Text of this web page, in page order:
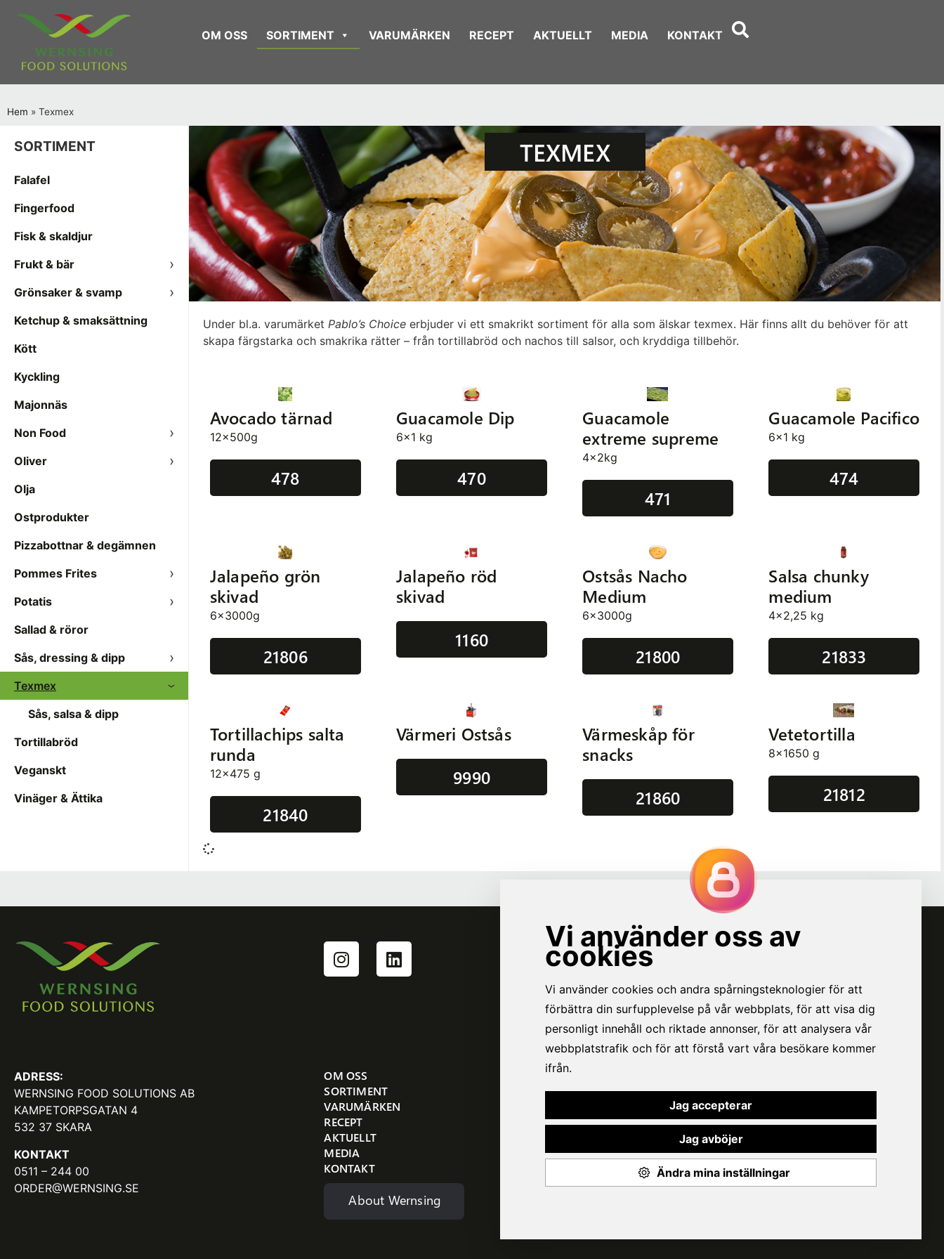
OM OSS SORTIMENT VARUMÄRKEN RECEPT AKTUELLT MEDIA KONTAKT
Hem » Texmex
SORTIMENT
Falafel
Fingerfood
Fisk & skaldjur
Frukt & bär
Grönsaker & svamp
Ketchup & smaksättning
Kött
Kyckling
Majonnäs
Non Food
Oliver
Olja
Ostprodukter
Pizzabottnar & degämnen
Pommes Frites
Potatis
Sallad & röror
Sås, dressing & dipp
Texmex
Sås, salsa & dipp
Tortillabröd
Veganskt
Vinäger & Ättika
TEXMEX
Under bl.a. varumärket Pablo’s Choiceerbjuder vi ett smakrikt sortiment för alla som älskar texmex. Här finns allt du behöver för att
skapa färgstarka och smakrika rätter – från tortillabröd och nachos till salsor, och kryddiga tillbehör.
Avocado tärnad
12x500g
478
Guacamole Dip
6x1 kg
470
Guacamole
extreme supreme
4x2kg
471
Guacamole Pacifico
6x1 kg
474
Jalapeño grön
skivad
6x3000g
21806
Jalapeño röd
skivad
1160
Ostsås Nacho
Medium
6x3000g
21800
Salsa chunky
medium
4x2,25 kg
21833
Tortillachips salta
runda
12x475 g
21840
Värmeri Ostsås
9990
Värmeskåp för
snacks
21860
Vetetortilla
8x1650 g
21812
ADRESS:
WERNSING FOOD SOLUTIONS AB
KAMPETORPSGATAN 4
532 37 SKARA
KONTAKT
0511 – 244 00
ORDER@WERNSING.SE
OM OSS
SORTIMENT
VARUMÄRKEN
RECEPT
AKTUELLT
MEDIA
KONTAKT
About Wernsing
VÄTTERNPOTATIS
VARBERGSKÖKET
WERNSING FOOD FAMILY